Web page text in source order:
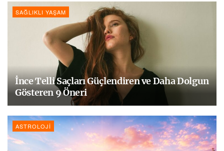
SAĞLIKLI YAŞAM
İnce Telli Saçları Güçlendiren ve Daha Dolgun
Gösteren 9 Öneri
ASTROLOJI